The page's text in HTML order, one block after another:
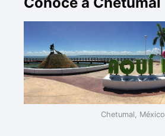
Chetumal, México